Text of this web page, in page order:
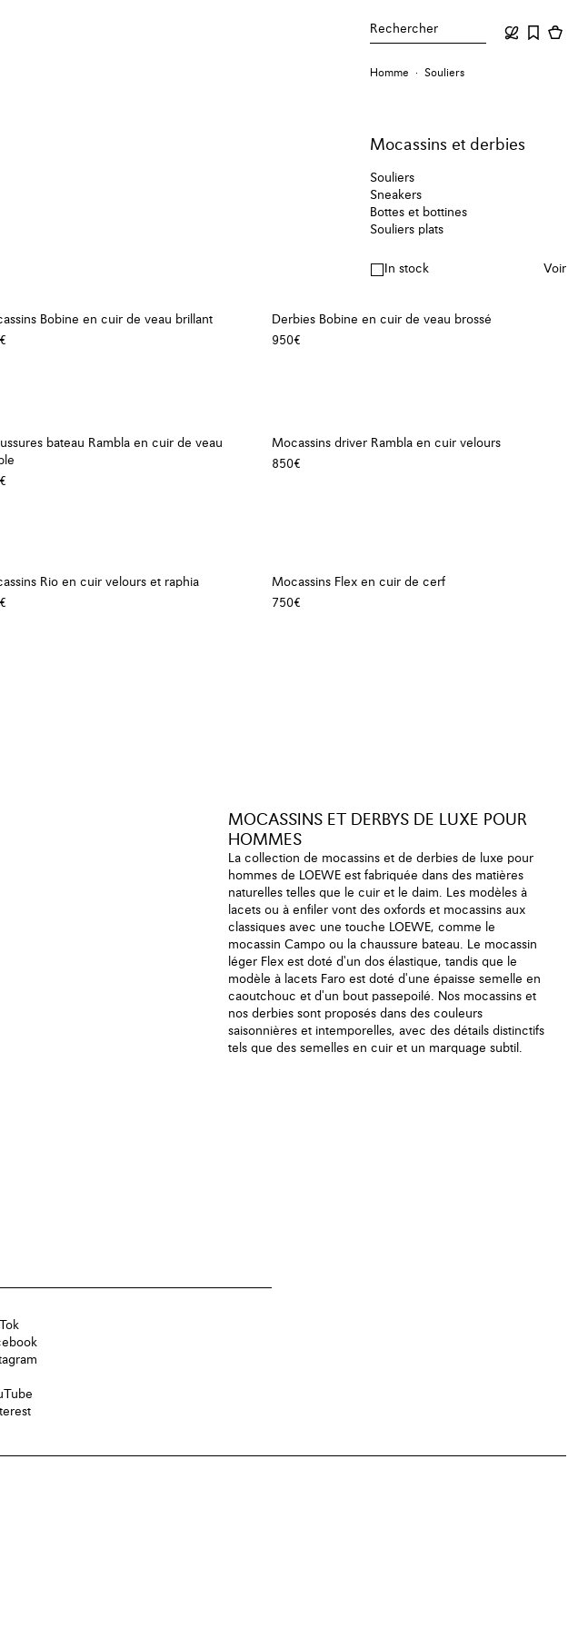
Rechercher
Homme Souliers
Mocassins et derbies
Souliers
Sneakers
Bottes et bottines
Souliers plats
In stock Voir
Bobine en cuir de veau brillant
Derbies Bobine en cuir de veau brossé
950€
bateau Rambla en cuir de veau
Mocassins driver Rambla en cuir velours
850€
Rio en cuir velours et raphia
Mocassins Flex en cuir de cerf
750€
MOCASSINS ET DERBYS DE LUXE POUR
HOMMES
La collection de mocassins et de derbies de luxe pour
hommes de LOEWE est fabriquée dans des matières
naturelles telles que le cuir et le daim. Les modèles à
lacets ou à enfiler vont des oxfords et mocassins aux
classiques avec une touche LOEWE, comme le
mocassin Campo ou la chaussure bateau. Le mocassin
léger Flex est doté d'un dos élastique, tandis que le
modèle à lacets Faro est doté d'une épaisse semelle en
caoutchouc et d'un bout passepoilé. Nos mocassins et
nos derbies sont proposés dans des couleurs
saisonnières et intemporelles, avec des détails distinctifs
tels que des semelles en cuir et un marquage subtil.